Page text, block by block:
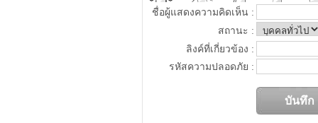
ชื่อผู้แสดงความคิดเห็น :
สถานะ :
ลิงค์ที่เกี่ยวข้อง :
รหัสความปลอดภัย :